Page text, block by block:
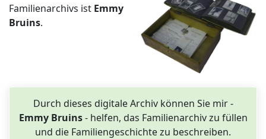
Familienarchivs ist Emmy
Bruins.
Durch dieses digitale Archiv können Sie mir -
Emmy Bruins- helfen, das Familienarchiv zu füllen
und die Familiengeschichte zu beschreiben.